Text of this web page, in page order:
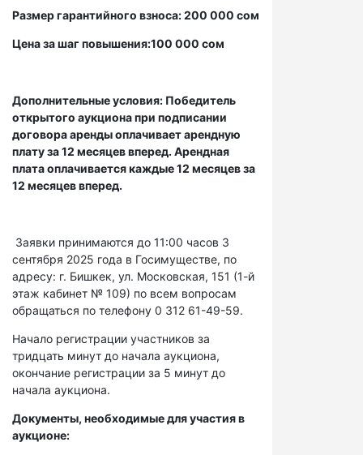
Размер гарантийного взноса: 200 000 сом
Цена за шаг повышения:100 000 сом
Дополнительные условия: Победитель
открытого аукциона при подписании
договора аренды оплачивает арендную
плату за 12 месяцев вперед. Арендная
плата оплачивается каждые 12 месяцев за
12 месяцев вперед.
Заявки принимаются до 11:00 часов 3
сентября 2025 года в Госимуществе, по
адресу: г. Бишкек, ул. Московская, 151 (1-й
этаж кабинет № 109) по всем вопросам
обращаться по телефону 0 312 61-49-59.
Начало регистрации участников за
тридцать минут до начала аукциона,
окончание регистрации за 5 минут до
начала аукциона.
Документы, необходимые для участия в
аукционе: